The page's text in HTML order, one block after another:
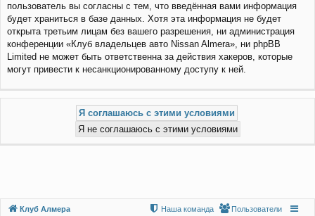
пользователь вы согласны с тем, что введённая вами информация
будет храниться в базе данных. Хотя эта информация не будет
открыта третьим лицам без вашего разрешения, ни администрация
конференции «Клуб владельцев авто Nissan Almera», ни phpBB
Limited не может быть ответственна за действия хакеров, которые
могут привести к несанкционированному доступу к ней.
Клуб Алмера Пользователи
Наша команда